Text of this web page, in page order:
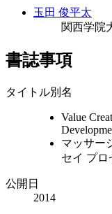
玉田 俊平太
関西学院
書誌事項
タイトル別名
Value
マッサー
セイ プロ
公開日
2014